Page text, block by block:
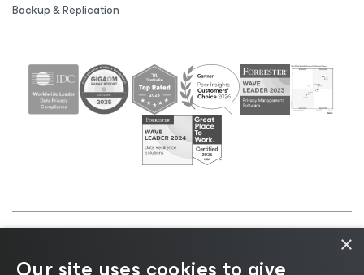
Backup & Replication
Informativa sulla privacy
|Informativa sui cookie|Informazioni legali
×